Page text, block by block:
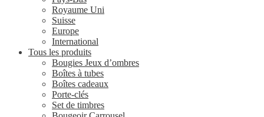
Royaume Uni
Suisse
Europe
International
Tous les produits
Bougies Jeux d’ombres
Boîtes à tubes
Boîtes cadeaux
Porte-clés
Set de timbres